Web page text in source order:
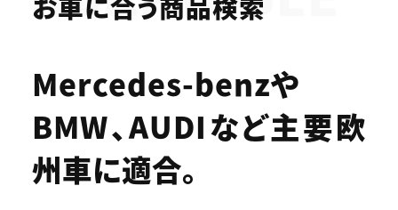
Mercedes-benzや
BMW、AUDIなど主要欧
州車に適合。